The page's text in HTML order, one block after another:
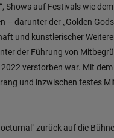
auf Festivals wie
darunter der „Golden
und künstlerischer
der Führung von
verstorben war. Mit
und inzwischen festes
zurück auf die